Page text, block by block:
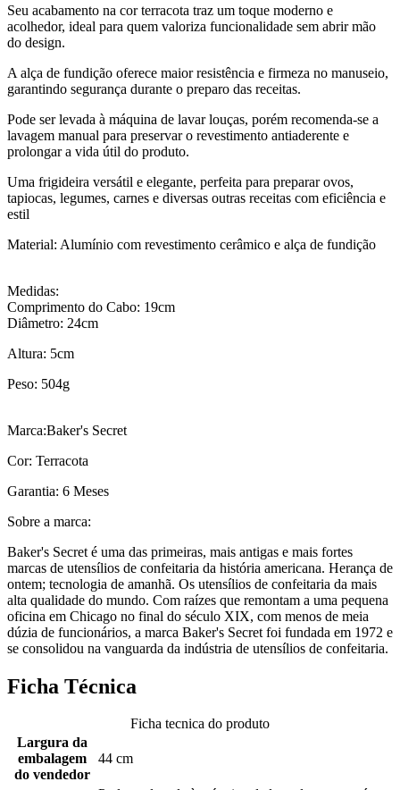
Seu acabamento na cor terracota traz um toque moderno e
acolhedor, ideal para quem valoriza funcionalidade sem abrir mão
do design.
A alça de fundição oferece maior resistência e firmeza no manuseio,
garantindo segurança durante o preparo das receitas.
Pode ser levada à máquina de lavar louças, porém recomenda-se a
lavagem manual para preservar o revestimento antiaderente e
prolongar a vida útil do produto.
Uma frigideira versátil e elegante, perfeita para preparar ovos,
tapiocas, legumes, carnes e diversas outras receitas com eficiência e
estil
Material: Alumínio com revestimento cerâmico e alça de fundição
Medidas:
Comprimento do Cabo: 19cm
Diâmetro: 24cm
Altura: 5cm
Peso: 504g
Marca:Baker's Secret
Cor: Terracota
Garantia: 6 Meses
Sobre a marca:
Baker's Secret é uma das primeiras, mais antigas e mais fortes
marcas de utensílios de confeitaria da história americana. Herança de
ontem; tecnologia de amanhã. Os utensílios de confeitaria da mais
alta qualidade do mundo. Com raízes que remontam a uma pequena
oficina em Chicago no final do século XIX, com menos de meia
dúzia de funcionários, a marca Baker's Secret foi fundada em 1972 e
se consolidou na vanguarda da indústria de utensílios de confeitaria.
Ficha Técnica
Ficha tecnica do produto
Largura da
embalagem
do vendedor
44 cm